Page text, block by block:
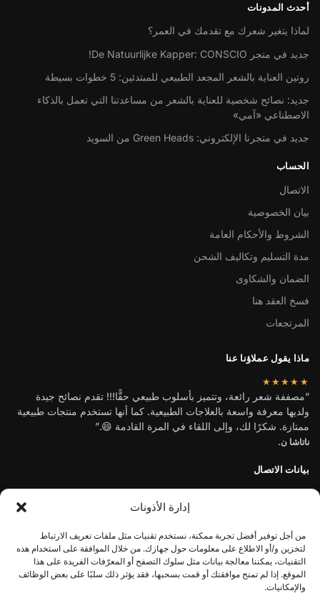
إدارة الأذونات
من أجل توفير أفضل تجربة ممكنة، نستخدم تقنيات مثل ملفات تعريف الارتباط
لتخزين و/أو الاطلاع على معلومات حول جهازك. من خلال الموافقة على استخدام هذه
التقنيات، يمكننا معالجة بيانات مثل سلوك التصفح أو المعرّفات الفريدة على هذا
الموقع. إذا لم تمنح موافقتك أو قمت بسحبها، فقد يؤثر ذلك سلبًا على بعض الوظائف
والإمكانيات.
Let op: Tijdens de vakantieperiode verzenden wij
أحدث المدونات
لماذا يتغير شعرك مع تقدمك في العمر؟
جديد في متجر De Natuurlijke Kapper: CONSCIO!
روتين العناية بالشعر المجعد الطبيعي للمبتدئين: 5 خطوات بسيطة
جديد: نصائح شخصية للعناية بالشعر من مساعدتنا التي تعمل بالذكاء
الاصطناعي «آمي»
جديد في متجرنا الإلكتروني: Green Heads من السويد
الحساب
الاتصال
بيان الخصوصية
الشروط والأحكام العامة
مدة التسليم وتكاليف الشحن
الضمان والشكاوى
فسخ العقد هنا
المرتجعات
ماذا يقول عملاؤنا عنا
★★★★★
“مصففة شعر رائعة، وتتميز بأسلوب طبيعي حقًّا!!! تقدم نصائح جيدة
ولديها معرفة واسعة بالعلاجات الطبيعية. كما أنها تستخدم منتجات طبيعية
ممتازة. شكرًا لك، وإلى اللقاء في المرة القادمة 😄.”
ناتاشا ن.
بيانات الاتصال
الهاتف:06-43432386
info@denatuurlijkekapper.nl
رقم التسجيل في غرفة التجارة: 65126653